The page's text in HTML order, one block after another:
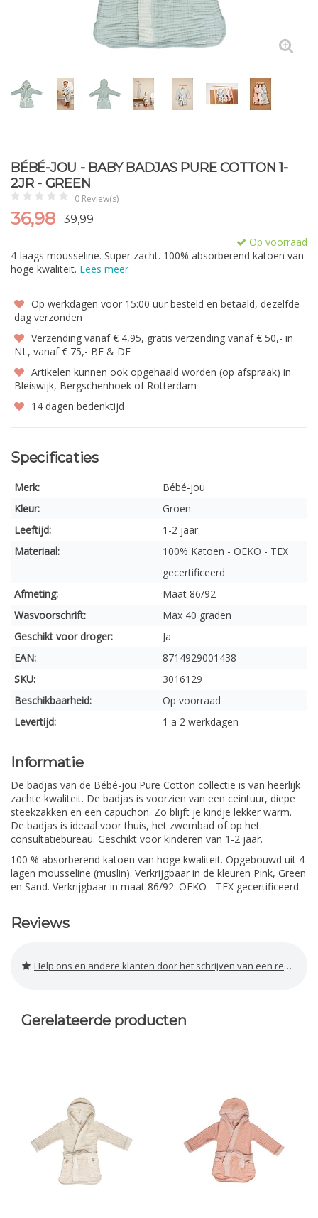
BÉBÉ-JOU - BABY BADJAS PURE COTTON 1-
2JR - GREEN
0 Review(s)
36,98 39,99
Op voorraad
4-laags mousseline. Super zacht. 100% absorberend katoen van
hoge kwaliteit. Lees meer
Op werkdagen voor 15:00 uur besteld en betaald, dezelfde
dag verzonden
Verzending vanaf € 4,95, gratis verzending vanaf € 50,- in
NL, vanaf € 75,- BE & DE
Artikelen kunnen ook opgehaald worden (op afspraak) in
Bleiswijk, Bergschenhoek of Rotterdam
14 dagen bedenktijd
Specificaties
Merk:
Bébé-jou
Kleur:
Groen
Leeftijd:
1-2 jaar
Materiaal:
100% Katoen - OEKO - TEX
gecertificeerd
Afmeting:
Maat 86/92
Wasvoorschrift:
Max 40 graden
Geschikt voor droger:
Ja
EAN:
8714929001438
SKU:
3016129
Beschikbaarheid:
Op voorraad
Levertijd:
1 a 2 werkdagen
Informatie
De badjas van de Bébé-jou Pure Cotton collectie is van heerlijk
zachte kwaliteit. De badjas is voorzien van een ceintuur, diepe
steekzakken en een capuchon. Zo blijft je kindje lekker warm.
De badjas is ideaal voor thuis, het zwembad of op het
consultatiebureau. Geschikt voor kinderen van 1-2 jaar.
100 % absorberend katoen van hoge kwaliteit. Opgebouwd uit 4
lagen mousseline (muslin). Verkrijgbaar in de kleuren Pink, Green
en Sand. Verkrijgbaar in maat 86/92. OEKO - TEX gecertificeerd.
Reviews
Help ons en andere klanten door het schrijven van een review
Gerelateerde producten